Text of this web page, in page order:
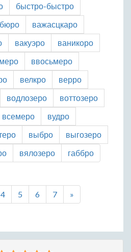
быстро-быстро
бюро
важасцкаро
вакуэро
ваникоро
ввосьмеро
велкро
верро
водлозеро
воттозеро
всемеро
вудро
выбро
выгозеро
вялозеро габбро
4 5 6 7 »